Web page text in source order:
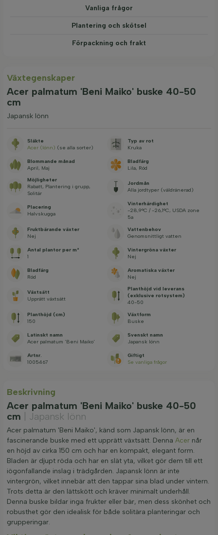
Vanliga frågor
Plantering och skötsel
Förpackning och frakt
Växtegenskaper
Acer palmatum 'Beni Maiko' buske 40-50
cm
Japansk lönn
Släkte
Acer (lönn) (se alla sorter)
Typ av rot
Kruka
Blommande månad
April, Maj
Bladfärg
Lila, Röd
Möjligheter
Rabatt, Plantering i grupp,
Solitär
Jordmån
Alla jordtyper (väldränerad)
Placering
Halvskugga
Vinterhärdighet
-28,9°C / -26,1°C, USDA zone
5a
Fruktbärande växter
Nej
Vattenbehov
Genomsnittligt vatten
Antal plantor per m²
1
Vintergröna växter
Nej
Bladfärg
Röd
Aromatiska växter
Nej
Växtsätt
Upprätt växtsätt
Planthöjd vid leverans
(exklusive rotsystem)
40-50
Planthöjd (cm)
150
Växtform
Buske
Latinskt namn
Acer palmatum 'Beni Maiko'
Svenskt namn
Japansk lönn
Artnr.
1005467
Giftigt
Se vanliga frågor
Beskrivning
Acer palmatum 'Beni Maiko' buske 40-50
cm
| Japansk lönn
Acer palmatum 'Beni Maiko', känd som Japansk lönn, är en
fascinerande buske med ett upprätt växtsätt. Denna Acer når
en höjd av cirka 150 cm och har en kompakt, elegant form.
Bladen är djupt röda och har en slät yta, vilket gör dem till ett
iögonfallande inslag i trädgården. Japansk lönn är inte
vintergrön, vilket innebär att den tappar sina blad under vintern.
Trots detta är den lättskött och kräver minimalt underhåll.
Denna buske bildar inga frukter eller bär, men dess skönhet och
robusthet gör den idealisk för både solitära planteringar och
grupperingar.